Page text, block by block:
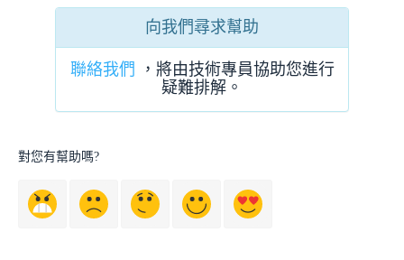
向我們尋求幫助
聯絡我們 ，將由技術專員協助您進行
疑難排解。
對您有幫助嗎?